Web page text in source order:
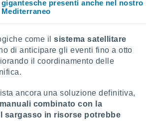
gigantesche presenti anche nel nostro
Mediterraneo
come il sistema satellitare
di anticipare gli eventi fino a otto
il coordinamento delle
ancora una soluzione definitiva,
combinato con la
sargasso in risorse potrebbe